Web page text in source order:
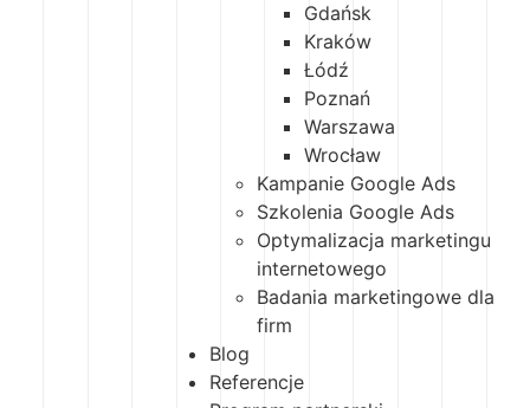
Gdańsk
Kraków
Łódź
Poznań
Warszawa
Wrocław
Kampanie Google Ads
Szkolenia Google Ads
Optymalizacja marketingu
internetowego
Badania marketingowe dla
firm
Blog
Referencje